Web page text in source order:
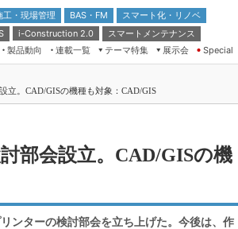
工・現場管理 BAS・FM
スマート化・リノベ
i-Construction 2.0
スマートメンテナンス
製品動向 連載一覧
テーマ特集
らす建設業界の“ゲー
代のスマートビル
展示会
第8回 国際 建設・測量展
築・土木・不動産の先端技術展－
メンテナンス・レジリエンスOSAKA
Special
立。CAD/GISの機種も対象：CAD/GIS
部会設立。CAD/GISの機
ンターの検討部会を立ち上げた。今後は、作